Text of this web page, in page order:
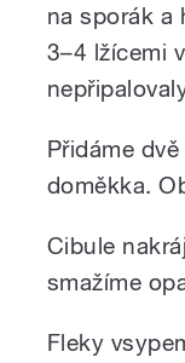
na sporák a
3–4 lžícemi
Přidáme
doměkka.
Cibule
smažíme
Fleky